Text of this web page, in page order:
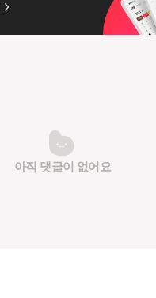
아직 댓글이 없어요